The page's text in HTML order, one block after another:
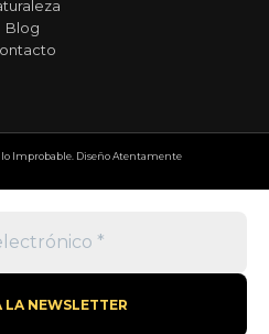
Blog
Improbable. Diseño Atentamente